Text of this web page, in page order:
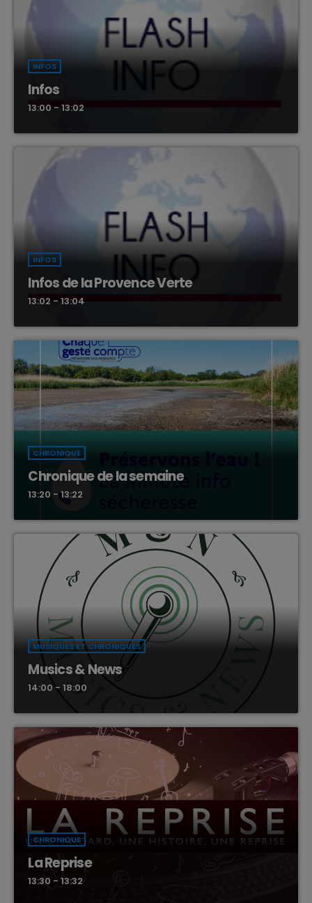
INFOS
Infos
13:00 - 13:02
INFOS
Infos de la Provence Verte
13:02 - 13:04
CHRONIQUE
Chronique de la semaine
13:20 - 13:22
MUSIQUES ET CHRONIQUES
Musics & News
14:00 - 18:00
CHRONIQUE
La Reprise
13:30 - 13:32